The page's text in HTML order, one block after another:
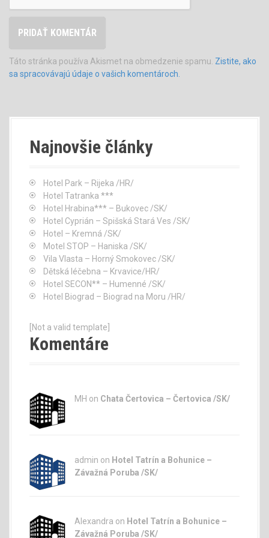
Táto stránka používa Akismet na obmedzenie spamu. Zistite, ako
sa spracovávajú údaje o vašich komentároch.
Najnovšie články
Hotel Park – Rijeka /HR/
Hotel Tatranka ***
Hotel Hrabina*** – Bukovec /SK/
Hotel Cyprián – Spišská Stará Ves /SK/
Hotel – Kremná /SK/
Motel STOP – Haniska /SK/
Vila Vlasta – Horný Smokovec /SK/
Dětská léčebna – Krvavice/HR/
Hotel SECON** – Humenné /SK/
Hotel Biograd – Biograd na Moru /HR/
[Not a valid template]
Komentáre
MH on Chata Čertovica – Čertovica /SK/
admin on Hotel Tatrín a Bohunice –
Závažná Poruba /SK/
Alexandra on Hotel Tatrín a Bohunice –
Závažná Poruba /SK/